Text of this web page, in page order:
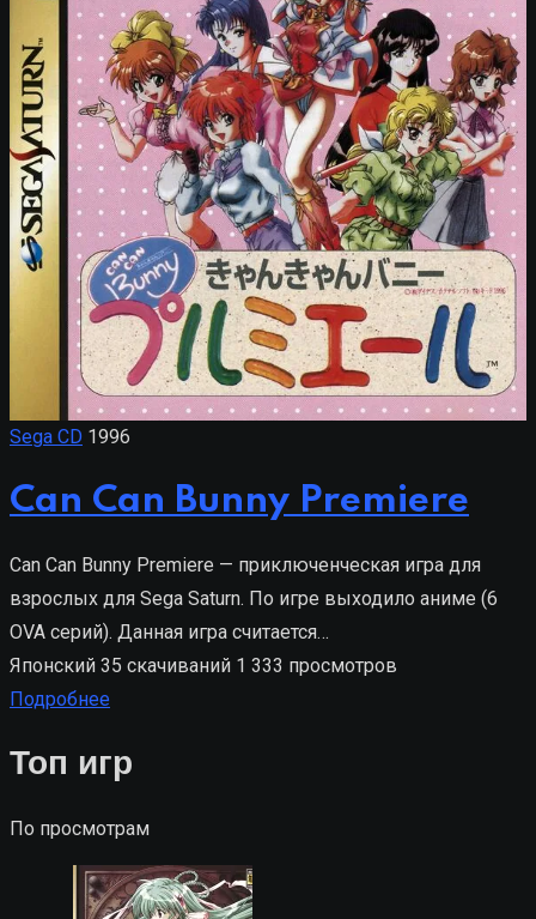
Sega CD 1996
Can Can Bunny Premiere
Can Can Bunny Premiere — приключенческая игра для
взрослых для Sega Saturn. По игре выходило аниме (6
OVA серий). Данная игра считается…
Японский 35 скачиваний 1 333 просмотров
Подробнее
Топ игр
По просмотрам